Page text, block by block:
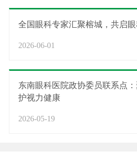
全国眼科专家汇聚榕城，共启
2026-06-01
东南眼科医院政协委员联系点
护视力健康
2026-05-19